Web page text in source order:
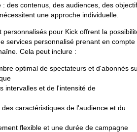
des contenus, des audiences, des
une approche individuelle.
personnalisés pour Kick offrent la
services personnalisé prenant en compte
Cela peut inclure :
optimal de spectateurs et d'abonnés
intervalles et de l'intensité de
caractéristiques de l'audience et du
flexible et une durée de campagne